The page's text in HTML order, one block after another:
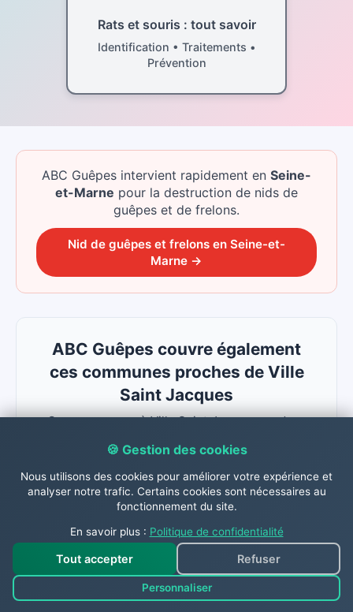
Rats et souris : tout savoir
Identification • Traitements •
Prévention
ABC Guêpes intervient rapidement en Seine-
et-Marne pour la destruction de nids de
guêpes et de frelons.
Nid de guêpes et frelons en Seine-et-
Marne →
ABC Guêpes couvre également
ces communes proches de Ville
Saint Jacques
Que vous soyez à Ville Saint Jacques ou dans
interventions rapides sur nids de guêpes, frelons
et chenilles processionnaires dans tout le
secteur.
Esmans Flagy
Thoury Ferottes
🍪 Gestion des cookies
Nous utilisons des cookies pour améliorer votre expérience et
analyser notre trafic. Certains cookies sont nécessaires au
fonctionnement du site.
En savoir plus : Politique de confidentialité
Tout accepter
Personnaliser
Refuser